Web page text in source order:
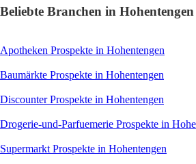
Beliebte Branchen in Hohentengen
Apotheken Prospekte in Hohentengen
Baumärkte Prospekte in Hohentengen
DiscounterProspekte in Hohentengen
Drogerie-und-Parfuemerie Prospekte in
Supermarkt Prospekte in Hohentengen